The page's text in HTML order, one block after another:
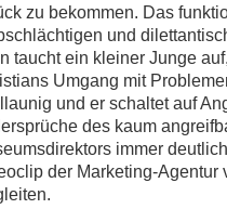
zu bekommen. Das
und
taucht ein kleiner Junge
Umgang mit
und er schaltet auf
des kaum
immer
der Marketing-Agentur